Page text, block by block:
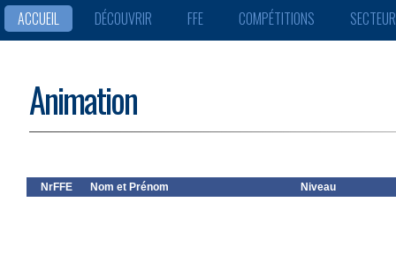
ACCUEIL DÉCOUVRIR FFE COMPÉTITIONS
Animation
NrFFE Nom et Prénom Niveau